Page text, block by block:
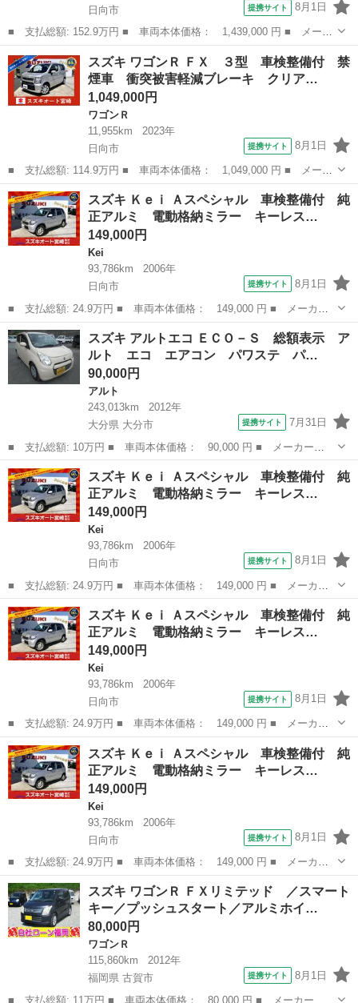
日向市
提携サイト 8月1日
■ 支払総額: 152.9万円 ■ 車両本体価格： 1,439,000 円 ■ メーカ
ー名： スズキ ■ 車種名： ハスラー ■ グレード名： ハイブリ
ッドＧ 届出済未使用車 衝突被害軽減ブレーキ クリアランスソナ
ー 全車...
宮崎 日向市 その他
スズキ ワゴンＲ ＦＸ ３型 車検整備付 禁
煙車 衝突被害軽減ブレーキ クリア…
1,049,000円
ワゴンＲ
11,955km
2023年
日向市
提携サイト 8月1日
■ 支払総額: 114.9万円 ■ 車両本体価格： 1,049,000 円 ■ メーカ
ー名： スズキ ■ 車種名： ワゴンＲ ■ グレード名： ＦＸ ３
型 車検整備付 禁煙車 衝突被害軽減ブレーキ クリアランスソナ
ー レー...
宮崎 日向市 ワゴンＲ
スズキ Ｋｅｉ Ａスペシャル 車検整備付 純
正アルミ 電動格納ミラー キーレス…
149,000円
Kei
93,786km
2006年
日向市
提携サイト 8月1日
■ 支払総額: 24.9万円 ■ 車両本体価格： 149,000 円 ■ メーカー
名： スズキ ■ 車種名： Ｋｅｉ ■ グレード名： Ａスペシャ
ル 車検整備付 純正アルミ 電動格納ミラー キーレス 衝突安全
ボディ ■ 排...
宮崎 日向市 Kei ミラー
スズキ アルトエコ ＥＣＯ－Ｓ 総額表示 ア
ルト エコ エアコン パワステ パ…
90,000円
アルト
243,013km
2012年
大分県 大分市
提携サイト 7月31日
■ 支払総額: 10万円 ■ 車両本体価格： 90,000 円 ■ メーカー
名： スズキ ■ 車種名： アルトエコ ■ グレード名： ＥＣＯ－
Ｓ 総額表示 アルト エコ エアコン パワステ パワーウィン
ド キーレスキー タ...
大分 大分市 アルト
スズキ Ｋｅｉ Ａスペシャル 車検整備付 純
正アルミ 電動格納ミラー キーレス…
149,000円
Kei
93,786km
2006年
日向市
提携サイト 8月1日
■ 支払総額: 24.9万円 ■ 車両本体価格： 149,000 円 ■ メーカー
名： スズキ ■ 車種名： Ｋｅｉ ■ グレード名： Ａスペシャ
ル 車検整備付 純正アルミ 電動格納ミラー キーレス 衝突安全
ボディ ■ 排...
宮崎 日向市 Kei
スズキ Ｋｅｉ Ａスペシャル 車検整備付 純
正アルミ 電動格納ミラー キーレス…
149,000円
Kei
93,786km
2006年
日向市
提携サイト 8月1日
■ 支払総額: 24.9万円 ■ 車両本体価格： 149,000 円 ■ メーカー
名： スズキ ■ 車種名： Ｋｅｉ ■ グレード名： Ａスペシャ
ル 車検整備付 純正アルミ 電動格納ミラー キーレス 衝突安全
ボディ ■ 排...
宮崎 日向市 Kei
スズキ Ｋｅｉ Ａスペシャル 車検整備付 純
正アルミ 電動格納ミラー キーレス…
149,000円
Kei
93,786km
2006年
日向市
提携サイト 8月1日
■ 支払総額: 24.9万円 ■ 車両本体価格： 149,000 円 ■ メーカー
名： スズキ ■ 車種名： Ｋｅｉ ■ グレード名： Ａスペシャ
ル 車検整備付 純正アルミ 電動格納ミラー キーレス 衝突安全
ボディ ■ 排...
宮崎 日向市 Kei ミラー
スズキ ワゴンＲ ＦＸリミテッド ／スマート
キー／プッシュスタート／アルミホイ…
80,000円
ワゴンＲ
115,860km
2012年
福岡県 古賀市
提携サイト 8月1日
■ 支払総額: 11万円 ■ 車両本体価格： 80,000 円 ■ メーカー